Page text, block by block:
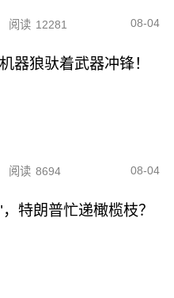
阅读 12281 08-04
器狼驮着武器冲锋！
阅读 8694 08-04
特朗普忙递橄榄枝？